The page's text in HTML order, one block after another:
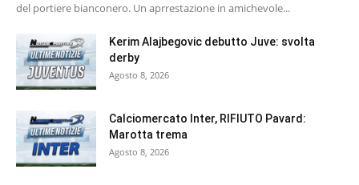
del portiere bianconero. Un aprrestazione in amichevole...
Kerim Alajbegovic debutto Juve: svolta
derby
Agosto 8, 2026
Calciomercato Inter, RIFIUTO Pavard:
Marotta trema
Agosto 8, 2026